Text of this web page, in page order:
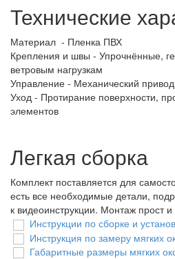
Технические
Материал - Пленка ПВХ
Крепления и швы - Упрочнённые,
ветровым нагрузкам
Управление - Механический
Уход - Протирание поверхности,
элементов
Легкая сборка
Комплект поставляется для
есть все необходимые детали,
к видеоинструкции. Монтаж прост
Инструкции по сборке и
Инструкция по замеру мягких
Габаритные размеры мягких